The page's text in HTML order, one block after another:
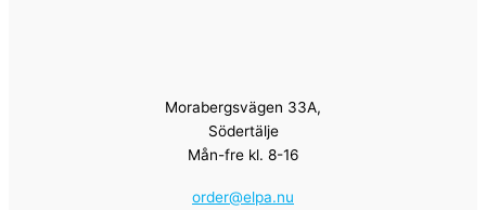
Morabergsvägen 33A,
Södertälje
Mån-fre kl. 8-16
order@elpa.nu